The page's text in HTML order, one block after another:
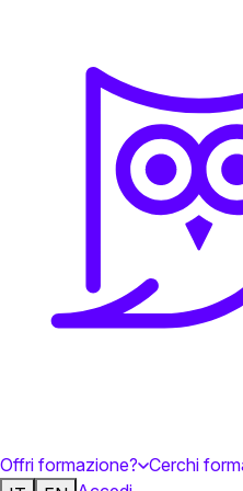
Offri formazione? Cerchi